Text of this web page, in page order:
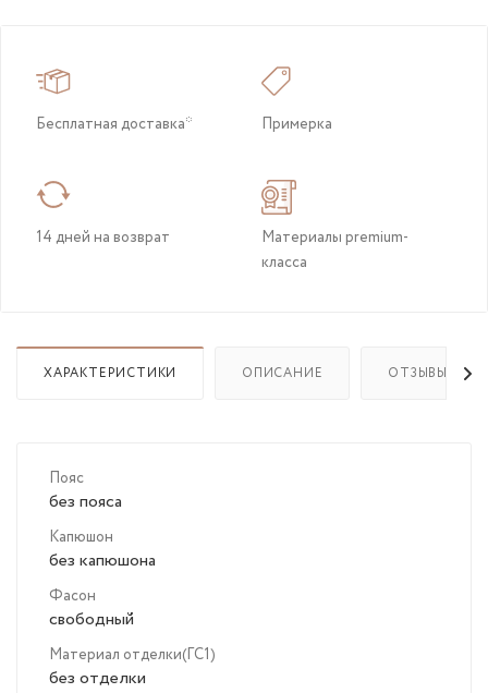
Бесплатная доставка* Примерка
14 дней на возврат
Материалы premium-
класса
ХАРАКТЕРИСТИКИ ОПИСАНИЕ ОТЗЫВЫ
Пояс
без пояса
Капюшон
без капюшона
Фасон
свободный
Материал отделки(ГС1)
без отделки